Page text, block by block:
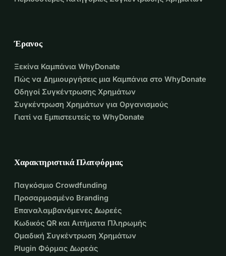
Έρανος
Ξεκίνα Καμπάνια WhyDonate
Πώς να Δημιουργήσεις μια Καμπάνια στο WhyDonate
Οδηγοί Συγκέντρωσης Χρημάτων
Συγκέντρωση Χρημάτων για Οργανισμούς
Γιατί να Εμπιστευτείς το WhyDonate
Χαρακτηριστικά Πλατφόρμας
Παγκόσμιο Crowdfunding
Προσαρμοσμένο Branding
Επαναλαμβανόμενες Δωρεές
Κωδικός QR και Αιτήματα Πληρωμής
Ομαδική Συγκέντρωση Χρημάτων
Plugin Φόρμας Δωρεάς